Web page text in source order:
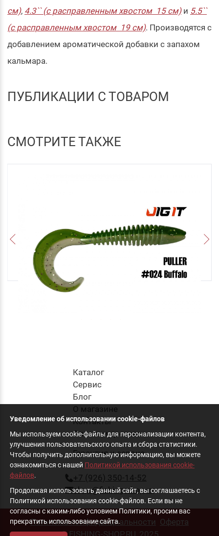
см), 4.3`` (с расправленным хвостом 15 см) и 5.5``
(с расправленным хвостом 19 см). Производятся с
добавлением ароматической добавки с запахом
кальмара.
ПУБЛИКАЦИИ С ТОВАРОМ
СМОТРИТЕ ТАКЖЕ
345
в корзину
Каталог
Cервис
Блог
О магазине
Контакты
Оплата и доставка
Гарантия и сервис
+7 (926) 350-14-52
shop@fishing-shop.ru
Политика конфиденциальности Оферта
Уведомление об использовании cookie-файлов
Мы используем cookie-файлы для персонализации контента,
улучшения пользовательского опыта и сбора статистики.
Чтобы получить дополнительную информацию, вы можете
ознакомиться с нашей Политикой использования cookie-
файлов.
Продолжая использовать данный сайт, вы соглашаетесь с
Политикой использования cookie-файлов. Если вы не
согласны с каким-либо условием Политики, просим вас
прекратить использование сайта.